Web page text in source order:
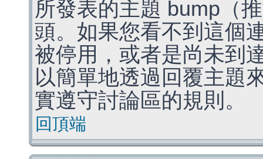
所發表的主題 bump（
頭。如果您看不到這個
被停用，或者是尚未到
以簡單地透過回覆主題
實遵守討論區的規則。
回頂端